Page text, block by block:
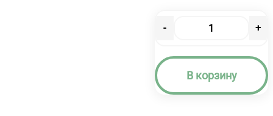
-
ЛАЗИКС
(ТАБЛ.
40
+
В корзину